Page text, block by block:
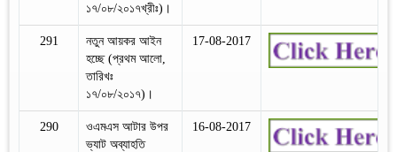
১৭/০৮/২০১৭খ্রীঃ)।
291
নতুন আয়কর আইন
হচ্ছে (প্রথম আলো,
তারিখঃ
১৭/০৮/২০১৭)।
17-08-2017
290
ওএমএস আটার উপর
ভ্যাট অব্যাহতি
16-08-2017